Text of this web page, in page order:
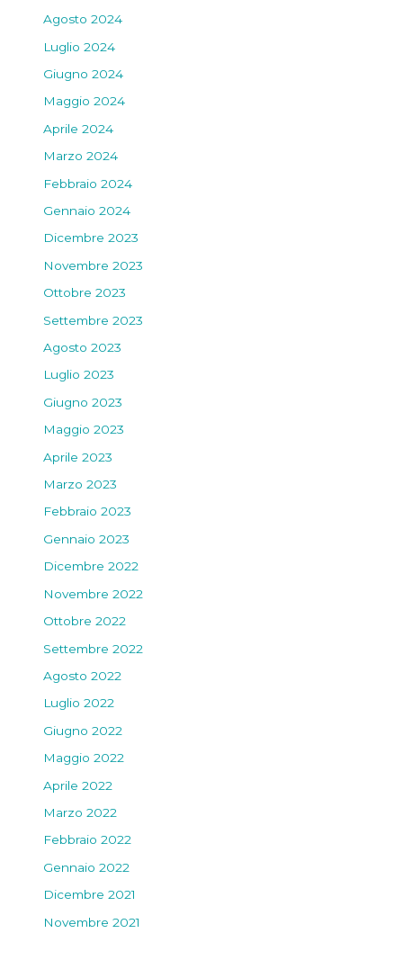
Agosto 2024
Luglio 2024
Giugno 2024
Maggio 2024
Aprile 2024
Marzo 2024
Febbraio 2024
Gennaio 2024
Dicembre 2023
Novembre 2023
Ottobre 2023
Settembre 2023
Agosto 2023
Luglio 2023
Giugno 2023
Maggio 2023
Aprile 2023
Marzo 2023
Febbraio 2023
Gennaio 2023
Dicembre 2022
Novembre 2022
Ottobre 2022
Settembre 2022
Agosto 2022
Luglio 2022
Giugno 2022
Maggio 2022
Aprile 2022
Marzo 2022
Febbraio 2022
Gennaio 2022
Dicembre 2021
Novembre 2021